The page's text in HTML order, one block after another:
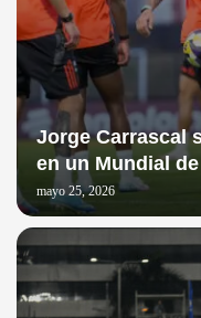
Jorge Carrascal
en un Mundial
mayo 25, 2026